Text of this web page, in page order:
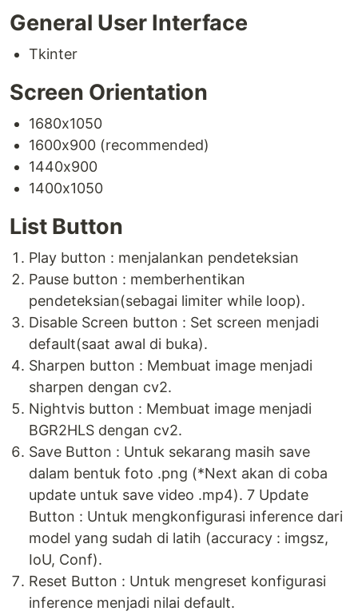
General User Interface
Tkinter
Screen Orientation
1680x1050
1600x900 (recommended)
1440x900
1400x1050
List Button
Play button : menjalankan pendeteksian
Pause button : memberhentikan
pendeteksian(sebagai limiter while loop).
Disable Screen button : Set screen menjadi
default(saat awal di buka).
Sharpen button : Membuat image menjadi
sharpen dengan cv2.
Nightvis button : Membuat image menjadi
BGR2HLS dengan cv2.
Save Button : Untuk sekarang masih save
dalam bentuk foto .png (*Next akan di coba
update untuk save video .mp4). 7 Update
Button : Untuk mengkonfigurasi inference dari
model yang sudah di latih (accuracy : imgsz,
IoU, Conf).
Reset Button : Untuk mengreset konfigurasi
inference menjadi nilai default.